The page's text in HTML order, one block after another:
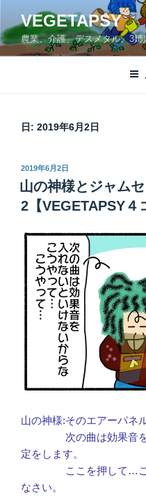
テ
ン
へ
VEGETAPSY
農業、介護、デスメタル。3
日: 2019年6月2日
投
稿
日:
2019年6月2日
山の神様とジャム
2【VEGETAPSY４
山の神様:そのエアーパネ
次の曲は効果音を入
定をします。
ここを押して…ここ
なさい。